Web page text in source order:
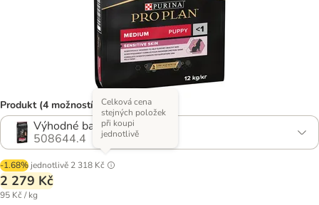
Produkt (4 možností)
Výhodné balení 2 x 12 kg
508644.4
-1.68% jednotlivě 2 318 Kč
Celková cena
stejných položek
při koupi
jednotlivě
2 279 Kč
95 Kč / kg